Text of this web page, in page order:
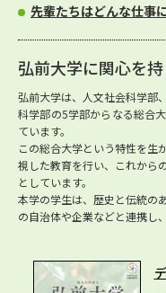
先輩たちはどんな仕事
弘前大学に関心を
弘前大学は、人文社会科学部
科学部の5学部からなる総合
ています。
この総合大学という特性を生
視した教育を行い、これから
としています。
本学の学生は、歴史と伝統の
の自治体や企業などと連携し